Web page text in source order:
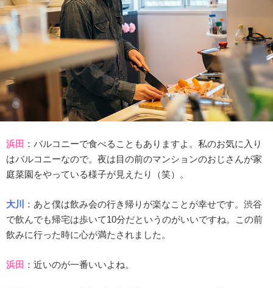
浜田 ：バルコニーで食べることもありますよ。私のお気に入り
はバルコニーなので。夜は目の前のマンションのおじさんが家
庭菜園をやっている様子が見えたり（笑）。
大川
：あと僕は飲み会の行き帰りが楽なことが幸せです。渋谷
で飲んでも帰宅は歩いて10分だというのがいいですね。この前
飲みに行った時に心が満たされました。
浜田 ：近いのが一番いいよね。